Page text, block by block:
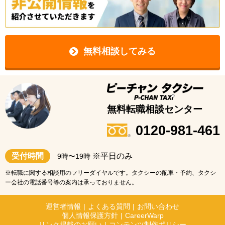
無料相談してみる
無料転職相談センター
0120-981-461
受付時間 9時〜19時 ※平日のみ
※転職に関する相談用のフリーダイヤルです。タクシーの配車・予約、タクシ
ー会社の電話番号等の案内は承っておりません。
運営者情報 | よくある質問 | お問い合わせ
個人情報保護方針 | CareerWarp